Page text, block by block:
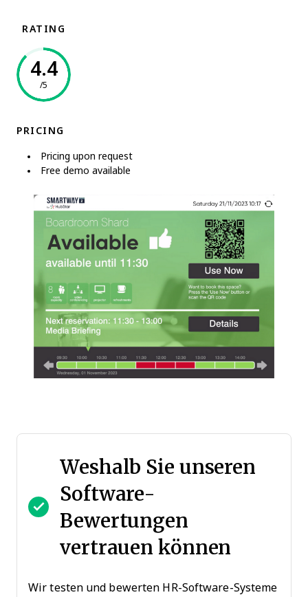
RATING
4.4
/5
PRICING
Pricing upon request
Free demo available
Weshalb Sie unseren
Software-
Bewertungen
vertrauen können
Wir testen und bewerten HR-Software-Systeme